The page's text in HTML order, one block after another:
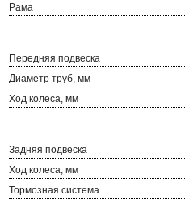
Рама
Передняя подвеска
Диаметр труб, мм
Ход колеса, мм
Задняя подвеска
Ход колеса, мм
Тормозная система